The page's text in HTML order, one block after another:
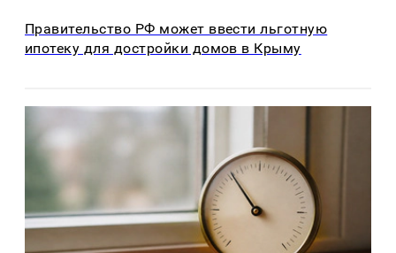
Правительство РФ может ввести льготную
ипотеку для достройки домов в Крыму